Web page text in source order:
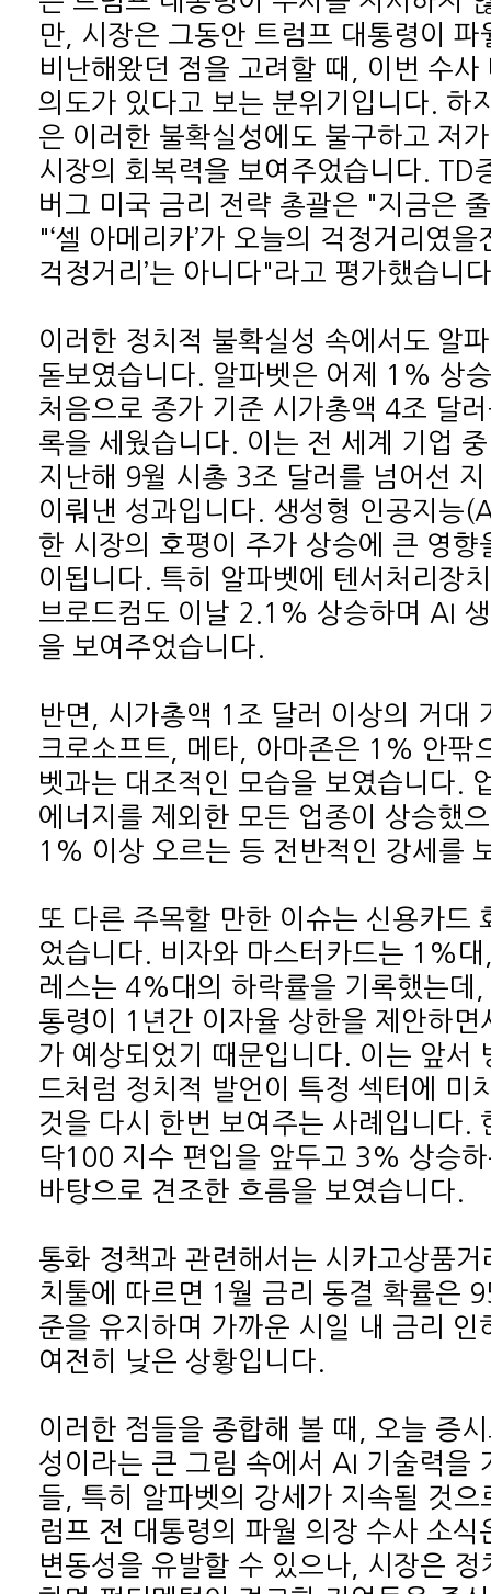
걱정거리’는 아니다"라고 평가했습니
을 보여주었습니다.
1% 이상 오르는 등 전반적인 강세를
바탕으로 견조한 흐름을 보였습니다.
여전히 낮은 상황입니다.